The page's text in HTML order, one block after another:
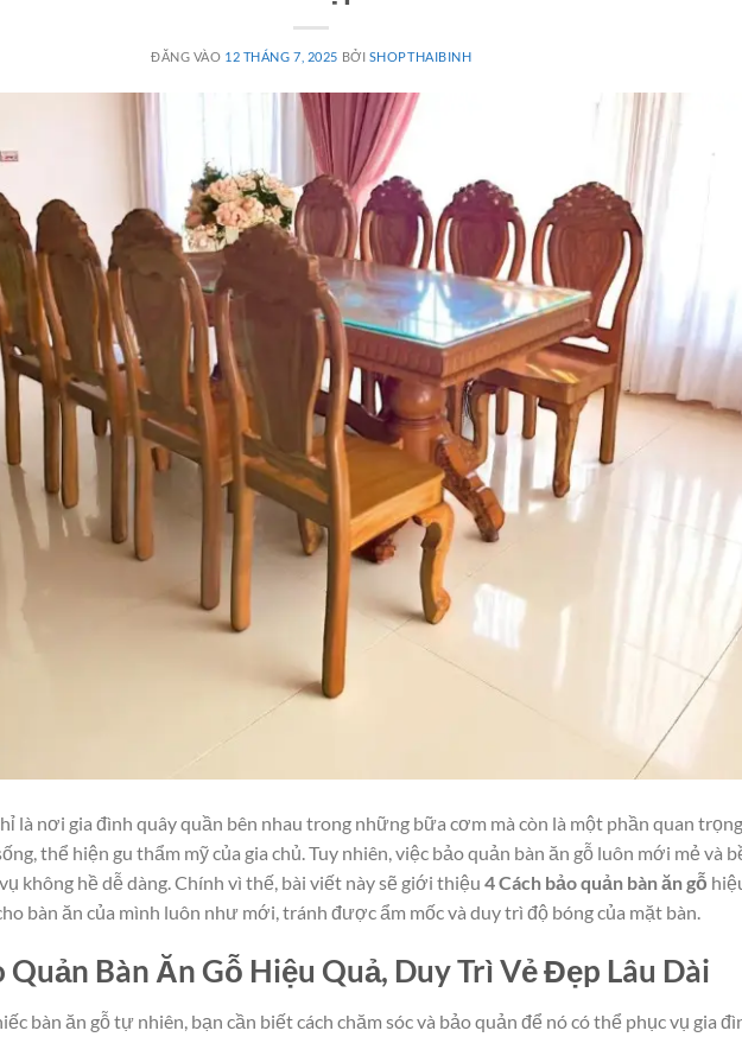
ĐĂNG VÀO 12 THÁNG 7, 2025 BỞI SHOPTHAIBINH
là nơi gia đình quây quần bên nhau trong những bữa cơm mà còn là một phần quan trọng
thể hiện gu thẩm mỹ của gia chủ. Tuy nhiên, việc bảo quản bàn ăn gỗ luôn mới mẻ và
không hề dễ dàng. Chính vì thế, bài viết này sẽ giới thiệu 4 Cách bảo quản bàn ăn gỗ
bàn ăn của mình luôn như mới, tránh được ẩm mốc và duy trì độ bóng của mặt bàn.
Quản Bàn Ăn Gỗ Hiệu Quả, Duy Trì Vẻ Đẹp Lâu Dài
bàn ăn gỗ tự nhiên, bạn cần biết cách chăm sóc và bảo quản để nó có thể phục vụ gia